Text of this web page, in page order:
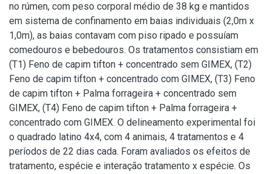
no rúmen, com peso corporal médio de 38 kg e mantidos
em sistema de confinamento em baias individuais (2,0m x
1,0m), as baias contavam com piso ripado e possuíam
comedouros e bebedouros. Os tratamentos consistiam em
(T1) Feno de capim tifton + concentrado sem GIMEX, (T2)
Feno de capim tifton + concentrado com GIMEX, (T3) Feno
de capim tifton + Palma forrageira + concentrado sem
GIMEX, (T4) Feno de capim tifton + Palma forrageira +
concentrado com GIMEX. O delineamento experimental foi
o quadrado latino 4x4, com 4 animais, 4 tratamentos e 4
períodos de 22 dias cada. Foram avaliados os efeitos de
tratamento, espécie e interação tratamento x espécie. Os